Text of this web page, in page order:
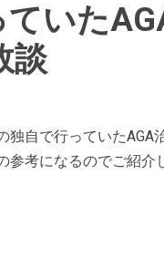
いた
談
自で行っていたAGA
考になるのでご紹介